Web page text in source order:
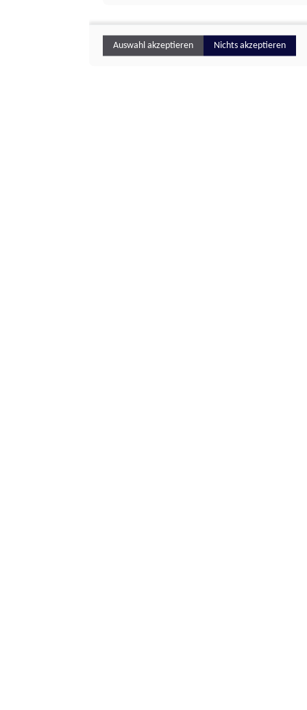
Auswahl akzeptieren Nichts akzeptieren